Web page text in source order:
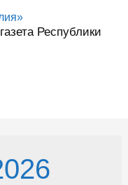
Республики